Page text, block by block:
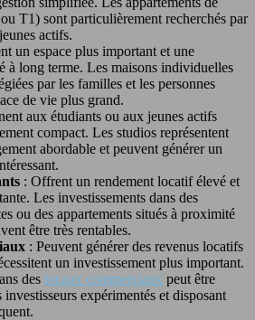
T1) sont particulièrement recherchés par
actifs.
un espace plus important et une
à long terme. Les maisons individuelles
par les familles et les personnes
de vie plus grand.
aux étudiants ou aux jeunes actifs
compact. Les studios représentent
abordable et peuvent générer un
: Offrent un rendement locatif élevé et
Les investissements dans des
ou des appartements situés à proximité
être très rentables.
: Peuvent générer des revenus locatifs
un investissement plus important.
des locaux commerciaux peut être
investisseurs expérimentés et disposant